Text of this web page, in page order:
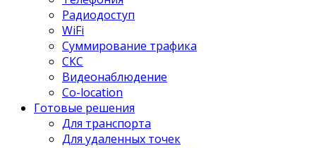
Радиодоступ
WiFi
Суммирование трафика
СКС
Видеонаблюдение
Co-location
Готовые решения
Для транспорта
Для удаленных точек